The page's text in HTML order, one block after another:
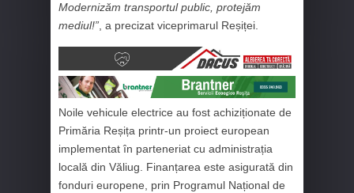
Modernizăm transportul public, protejăm
mediul!”, a precizat viceprimarul Reșiței.
Noile vehicule electrice au fost achiziționate de
Primăria Reșița printr-un proiect european
implementat în parteneriat cu administrația
locală din Văliug. Finanțarea este asigurată din
fonduri europene, prin Programul Național de